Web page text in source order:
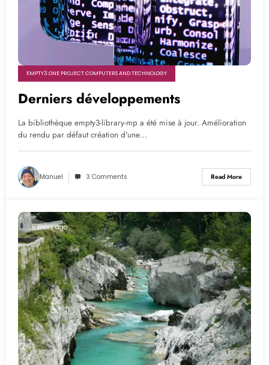
EMPTY3.ONE PROJECT COMPUTERS AND TECHNOLOGY
Derniers développements
La bibliothèque empty3-library-mp a été mise à jour. Amélioration
du rendu par défaut création d'une…
Manuel 3 Comments Read More
5 mois ago